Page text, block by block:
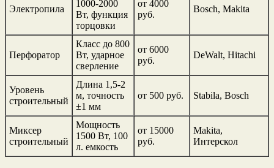
Электропила
1000-2000
Вт, функция
торцовки
от 4000
руб.
Bosch, Makita
Перфоратор
Класс до 800
Вт, ударное
сверление
от 6000
руб.
DeWalt, Hitachi
Уровень
строительный
Длина 1,5-2
м, точность
±1 мм
от 500 руб. Stabila, Bosch
Миксер
строительный
Мощность
1500 Вт, 100
л. емкость
от 15000
руб.
Makita,
Интерскол